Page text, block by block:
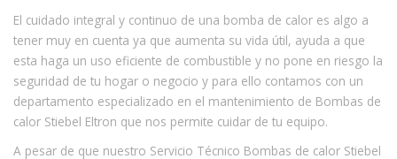
El cuidado integral y continuo de una bomba de calor es algo a
tener muy en cuenta ya que aumenta su vida útil, ayuda a que
esta haga un uso eficiente de combustible y no pone en riesgo la
seguridad de tu hogar o negocio y para ello contamos con un
departamento especializado en el mantenimiento de Bombas de
calor Stiebel Eltron que nos permite cuidar de tu equipo.
A pesar de que nuestro Servicio Técnico Bombas de calor Stiebel